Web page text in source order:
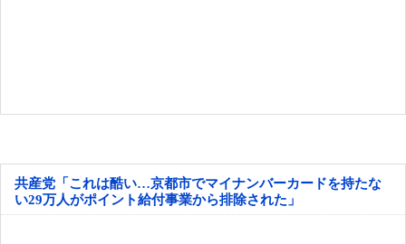
共産党「これは酷い…京都市でマイナンバーカードを持たな
い29万人がポイント給付事業から排除された」